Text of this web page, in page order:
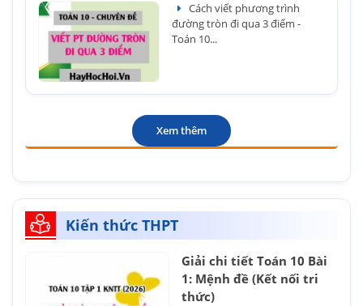
Cách viết phương trình
đường tròn đi qua 3 điểm -
Toán 10...
Xem thêm
Kiến thức THPT
Giải chi tiết Toán 10 Bài
1: Mệnh đề (Kết nối tri
thức)